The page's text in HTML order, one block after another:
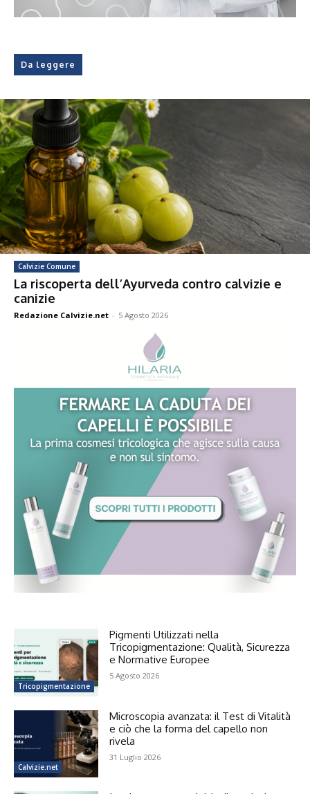
Da leggere
Calvizie Comune
La riscoperta dell’Ayurveda contro calvizie e
canizie
Redazione Calvizie.net - 5 Agosto 2026
Tricopigmentazione
Pigmenti Utilizzati nella
Tricopigmentazione: Qualità, Sicurezza
e Normative Europee
5 Agosto 2026
Calvizie.net
Microscopia avanzata: il Test di Vitalità
e ciò che la forma del capello non
rivela
31 Luglio 2026